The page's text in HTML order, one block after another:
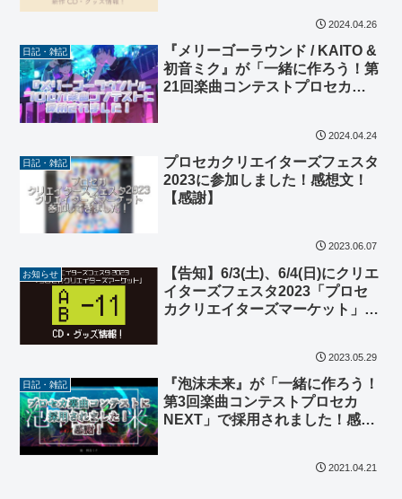
2024.04.26
日記・雑記
『メリーゴーラウンド / KAITO &
初音ミク』が「一緒に作ろう！第
21回楽曲コンテストプロセカ
2024.04.24
日記・雑記
プロセカクリエイターズフェスタ
2023に参加しました！感想文！
【感謝】
2023.06.07
お知らせ
【告知】6/3(土)、6/4(日)にクリエ
イターズフェスタ2023「プロセ
カクリエイターズマーケット」に
2023.05.29
日記・雑記
『泡沫未来』が「一緒に作ろう！
第3回楽曲コンテストプロセカ
NEXT」で採用されました！感
2021.04.21